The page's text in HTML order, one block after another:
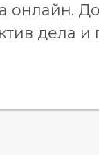
онлайн.
дела